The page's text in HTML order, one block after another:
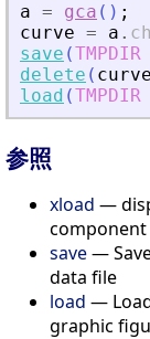
a = gca ( ) ;
curve = a .
save (TMPDIR
delete ( curve
load (TMPDIR
参照
xload —
save—
data file
load —
graphic